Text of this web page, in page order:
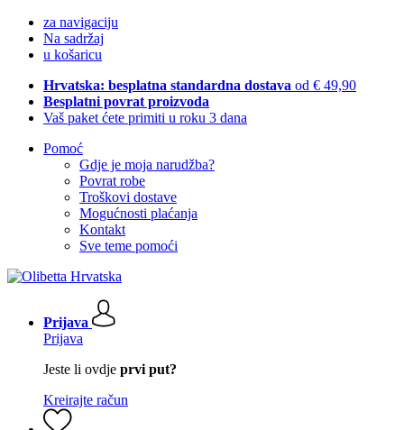
za navigaciju
Na sadržaj
u košaricu
Hrvatska: besplatna standardna dostava od € 49,90
Besplatni povrat proizvoda
Vaš paket ćete primiti u roku 3 dana
Pomoć
Gdje je moja narudžba?
Povrat robe
Troškovi dostave
Mogućnosti plaćanja
Kontakt
Sve teme pomoći
Prijava
Prijava
Jeste li ovdje prvi put?
Kreirajte račun